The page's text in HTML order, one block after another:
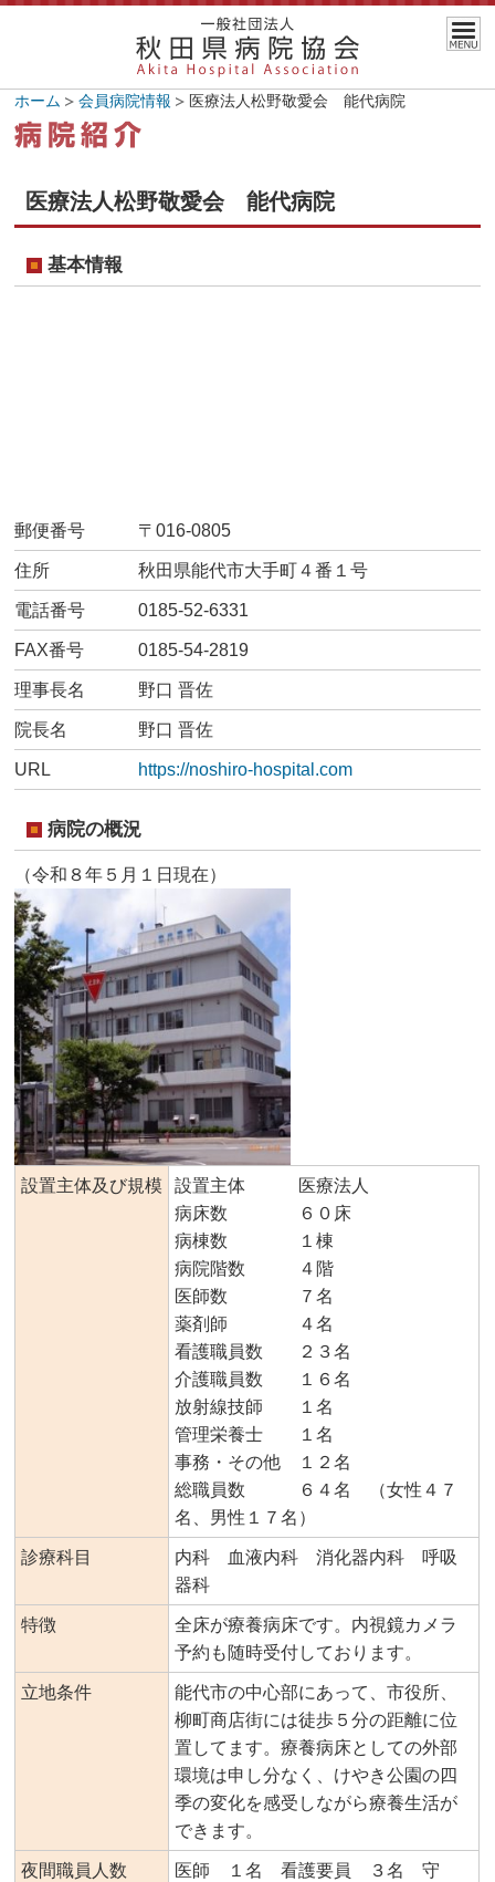
ホーム 会員病院情報 医療法人松野敬愛会 能代病院
医療法人松野敬愛会 能代病院
基本情報
郵便番号 〒016-0805
住所 秋田県能代市大手町４番１号
電話番号 0185-52-6331
FAX番号 0185-54-2819
理事長名 野口 晋佐
院長名 野口 晋佐
URL https://noshiro-hospital.com
病院の概況
（令和８年５月１日現在）
設置主体及び規模
設置主体 医療法人
病床数 ６０床
病棟数 １棟
病院階数 ４階
医師数 ７名
薬剤師 ４名
看護職員数 ２３名
介護職員数 １６名
放射線技師 １名
管理栄養士 １名
事務・その他 １２名
総職員数 ６４名 （女性４７
名、男性１７名）
診療科目
内科 血液内科 消化器内科 呼吸
器科
特徴
全床が療養病床です。内視鏡カメラ
予約も随時受付しております。
立地条件
能代市の中心部にあって、市役所、
柳町商店街には徒歩５分の距離に位
置してます。療養病床としての外部
環境は申し分なく、けやき公園の四
季の変化を感受しながら療養生活が
できます。
夜間職員人数
医師 １名 看護要員 ３名 守